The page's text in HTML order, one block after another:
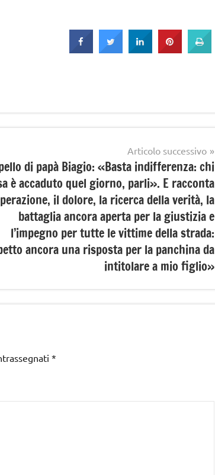
Articolo successivo
di papà Biagio: «Basta indifferenza: chi
è accaduto quel giorno, parli». E racconta
il dolore, la ricerca della verità, la
battaglia ancora aperta per la giustizia e
l’impegno per tutte le vittime della strada:
ancora una risposta per la panchina da
intitolare a mio figlio»
*